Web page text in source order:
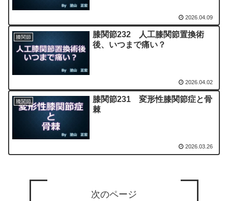
2026.04.09
膝関節
膝関節232 人工膝関節置換術
後、いつまで痛い？
2026.04.02
膝関節
膝関節231 変形性膝関節症と骨
棘
2026.03.26
次のページ